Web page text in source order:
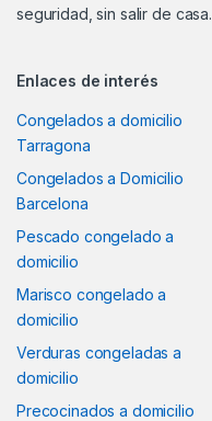
seguridad, sin salir de casa.
Enlaces de interés
Congelados a domicilio
Tarragona
Congelados a Domicilio
Barcelona
Pescado congelado a
domicilio
Marisco congelado a
domicilio
Verduras congeladas a
domicilio
Precocinados a domicilio